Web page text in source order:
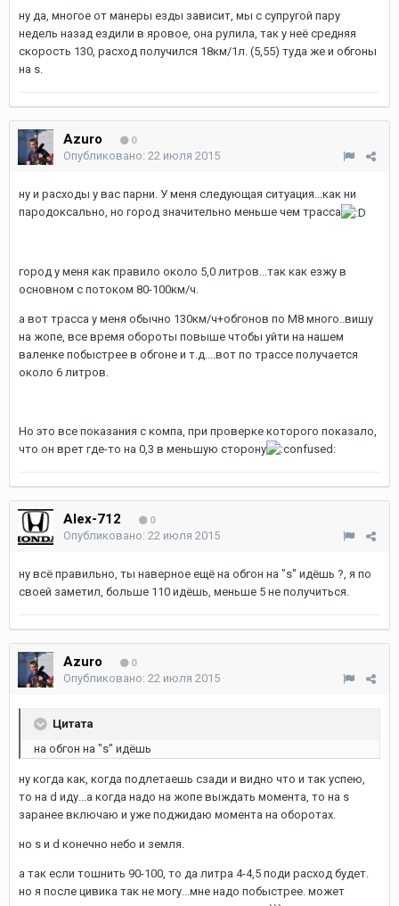
ну да, многое от манеры езды зависит, мы с супругой пару
недель назад ездили в яровое, она рулила, так у неё средняя
скорость 130, расход получился 18км/1л. (5,55) туда же и обгоны
на s.
Azuro 0
Опубликовано: 22 июля 2015
ну и расходы у вас парни. У меня следующая ситуация...как ни
пародоксально, но город значительно меньше чем трасса
город у меня как правило около 5,0 литров...так как езжу в
основном с потоком 80-100км/ч.
а вот трасса у меня обычно 130км/ч+обгонов по М8 много..вишу
на жопе, все время обороты повыше чтобы уйти на нашем
валенке побыстрее в обгоне и т.д....вот по трассе получается
около 6 литров.
Но это все показания с компа, при проверке которого показало,
что он врет где-то на 0,3 в меньшую сторону
Alex-712 0
Опубликовано: 22 июля 2015
ну всё правильно, ты наверное ещё на обгон на "s" идёшь ?, я по
своей заметил, больше 110 идёшь, меньше 5 не получиться.
Azuro 0
Опубликовано: 22 июля 2015
Цитата
на обгон на "s" идёшь
ну когда как, когда подлетаешь сзади и видно что и так успею,
то на d иду...а когда надо на жопе выждать момента, то на s
заранее включаю и уже поджидаю момента на оборотах.
но s и d конечно небо и земля.
а так если тошнить 90-100, то да литра 4-4,5 поди расход будет.
но я после цивика так не могу...мне надо побыстрее. может